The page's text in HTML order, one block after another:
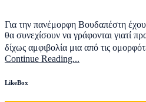
Για την πανέμορφη Βουδαπέστη
θα συνεχίσουν να γράφονται γιατί
δίχως αμφιβολία μια από τις
Continue Reading...
LikeBox